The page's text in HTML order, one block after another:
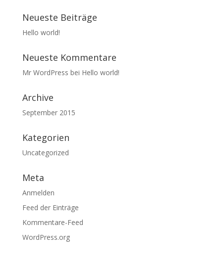
Neueste Beiträge
Hello world!
Neueste Kommentare
Mr WordPress bei Hello world!
Archive
September 2015
Kategorien
Uncategorized
Meta
Anmelden
Feed der Einträge
Kommentare-Feed
WordPress.org